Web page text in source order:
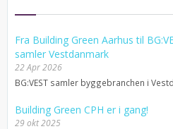
Fra Building Green Aarhus til
samler Vestdanmark
22 Apr 2026
BG:VEST samler byggebranchen i
Building Green CPH er i gang!
29 okt 2025